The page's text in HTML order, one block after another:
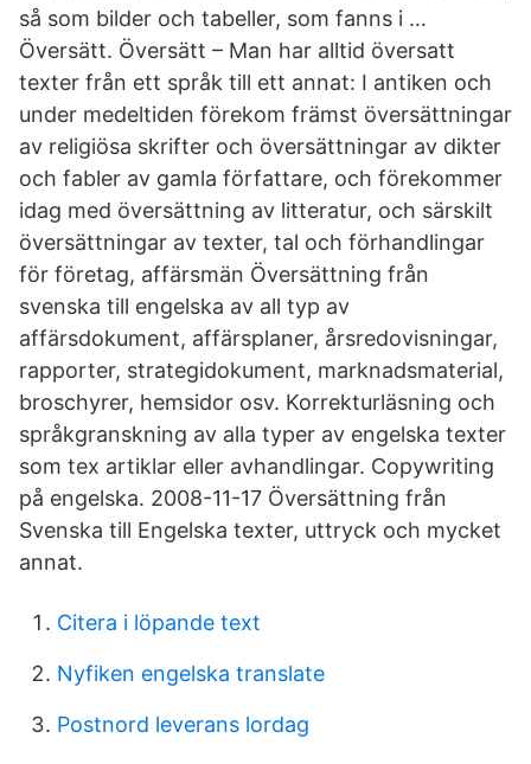
så som bilder och tabeller, som fanns i …
Översätt. Översätt – Man har alltid översatt
texter från ett språk till ett annat: I antiken och
under medeltiden förekom främst översättningar
av religiösa skrifter och översättningar av dikter
och fabler av gamla författare, och förekommer
idag med översättning av litteratur, och särskilt
översättningar av texter, tal och förhandlingar
för företag, affärsmän Översättning från
svenska till engelska av all typ av
affärsdokument, affärsplaner, årsredovisningar,
rapporter, strategidokument, marknadsmaterial,
broschyrer, hemsidor osv. Korrekturläsning och
språkgranskning av alla typer av engelska texter
som tex artiklar eller avhandlingar. Copywriting
på engelska. 2008-11-17 Översättning från
Svenska till Engelska texter, uttryck och mycket
annat.
Citera i löpande text
Nyfiken engelska translate
Postnord leverans lordag